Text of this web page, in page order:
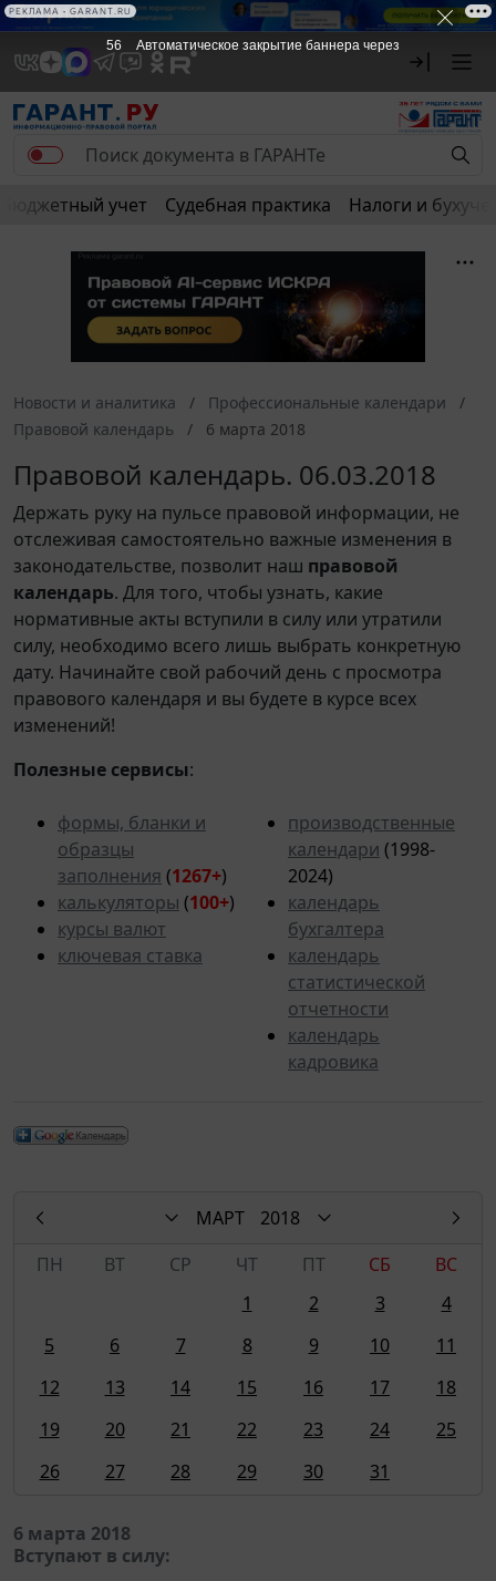
Бюджетный учет Судебная практика Налоги и
Новости и аналитика
Профессиональные календари
Правовой календарь
6 марта 2018
Правовой календарь. 06.03.2018
Держать руку на пульсе правовой информации, не
отслеживая самостоятельно важные изменения в
законодательстве, позволит наш правовой
календарь. Для того, чтобы узнать, какие
нормативные акты вступили в силу или утратили
силу, необходимо всего лишь выбрать конкретную
дату. Начинайте свой рабочий день с просмотра
правового календаря и вы будете в курсе всех
изменений!
Полезные сервисы:
формы, бланки и
образцы
заполнения (1267+)
калькуляторы (100+)
курсы валют
ключевая ставка
производственные
календари (1998-
2024)
календарь
бухгалтера
календарь
статистической
отчетности
календарь
кадровика
МАРТ
2018
ПН
ВТ СР ЧТ ПТ СБ
ВС
1
2 3
4
5
6 7 8 9 10
11
12
13 14 15 16 17
18
19
20 21 22 23 24
25
26
27 28 29 30 31
6 марта 2018
Вступают в силу:
56 Автоматическое закрытие баннера через
РЕКЛАМА • GARANT.RU